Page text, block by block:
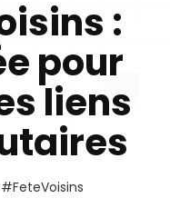
:
pour
liens